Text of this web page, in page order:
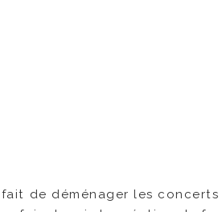
de déménager les